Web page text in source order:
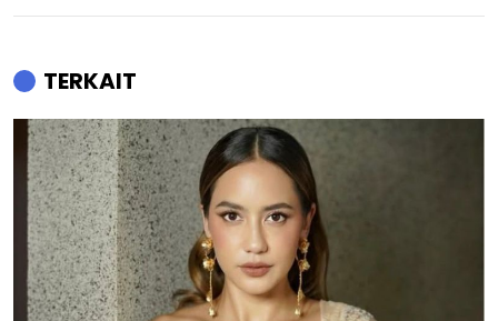
TERKAIT